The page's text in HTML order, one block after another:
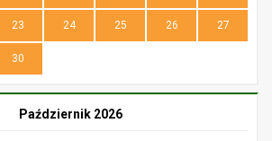
23 24 25 26 27
30
Październik 2026